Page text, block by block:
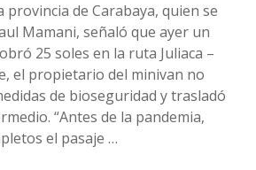
provincia de Carabaya, quien se
Mamani, señaló que ayer un
25 soles en la ruta Juliaca –
el propietario del minivan no
de bioseguridad y trasladó
“Antes de la pandemia,
el pasaje …